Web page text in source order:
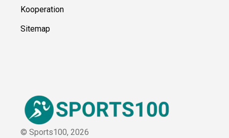
Sitemap
© Sports100,2026